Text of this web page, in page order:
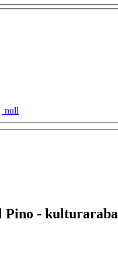
null
Pino - kulturaraba